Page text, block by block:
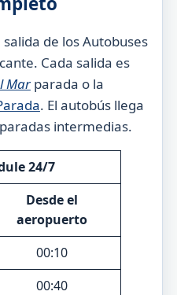
de los Autobuses
Cada salida es
Marparada o la
. El autobús llega
intermedias.
24/7
Desde el
aeropuerto
00:10
00:40